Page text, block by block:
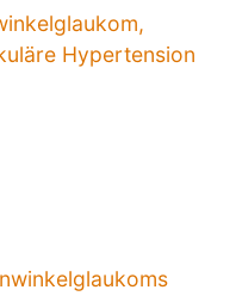
Hypertension